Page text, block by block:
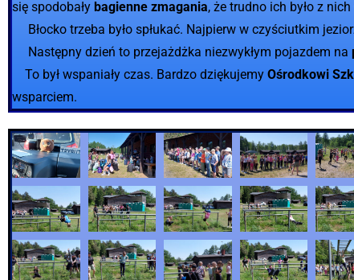
się spodobały bagienne zmagania, że trudno ich było z
Błocko trzeba było spłukać. Najpierw w czyściutkim
Następny dzień to przejażdżka niezwykłym pojazdem na
To był wspaniały czas. Bardzo dziękujemy Ośrodkowi
wsparciem.